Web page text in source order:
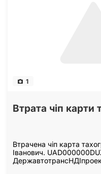
1
Втрата чіп карти
Втрачена чіп карта
Іванович.